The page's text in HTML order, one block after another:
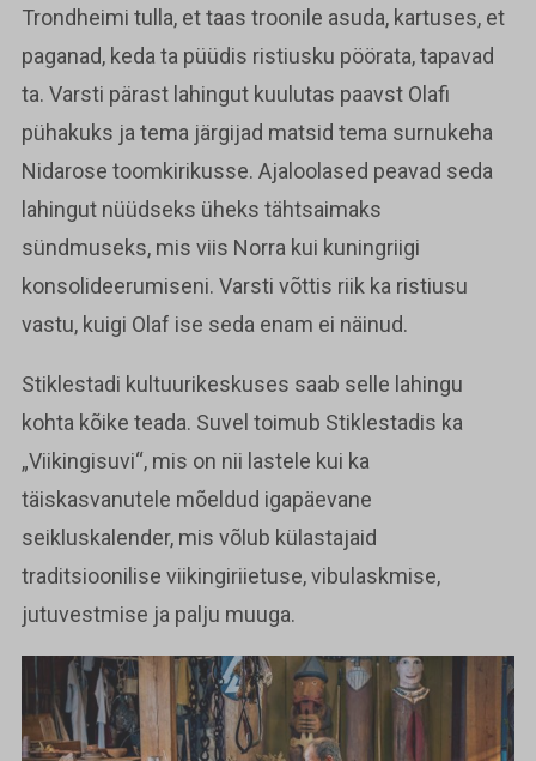
Trondheimi tulla, et taas troonile asuda, kartuses, et
paganad, keda ta püüdis ristiusku pöörata, tapavad
ta. Varsti pärast lahingut kuulutas paavst Olafi
pühakuks ja tema järgijad matsid tema surnukeha
Nidarose toomkirikusse. Ajaloolased peavad seda
lahingut nüüdseks üheks tähtsaimaks
sündmuseks, mis viis Norra kui kuningriigi
konsolideerumiseni. Varsti võttis riik ka ristiusu
vastu, kuigi Olaf ise seda enam ei näinud.
Stiklestadi kultuurikeskuses saab selle lahingu
kohta kõike teada. Suvel toimub Stiklestadis ka
„Viikingisuvi“, mis on nii lastele kui ka
täiskasvanutele mõeldud igapäevane
seikluskalender, mis võlub külastajaid
traditsioonilise viikingiriietuse, vibulaskmise,
jutuvestmise ja palju muuga.